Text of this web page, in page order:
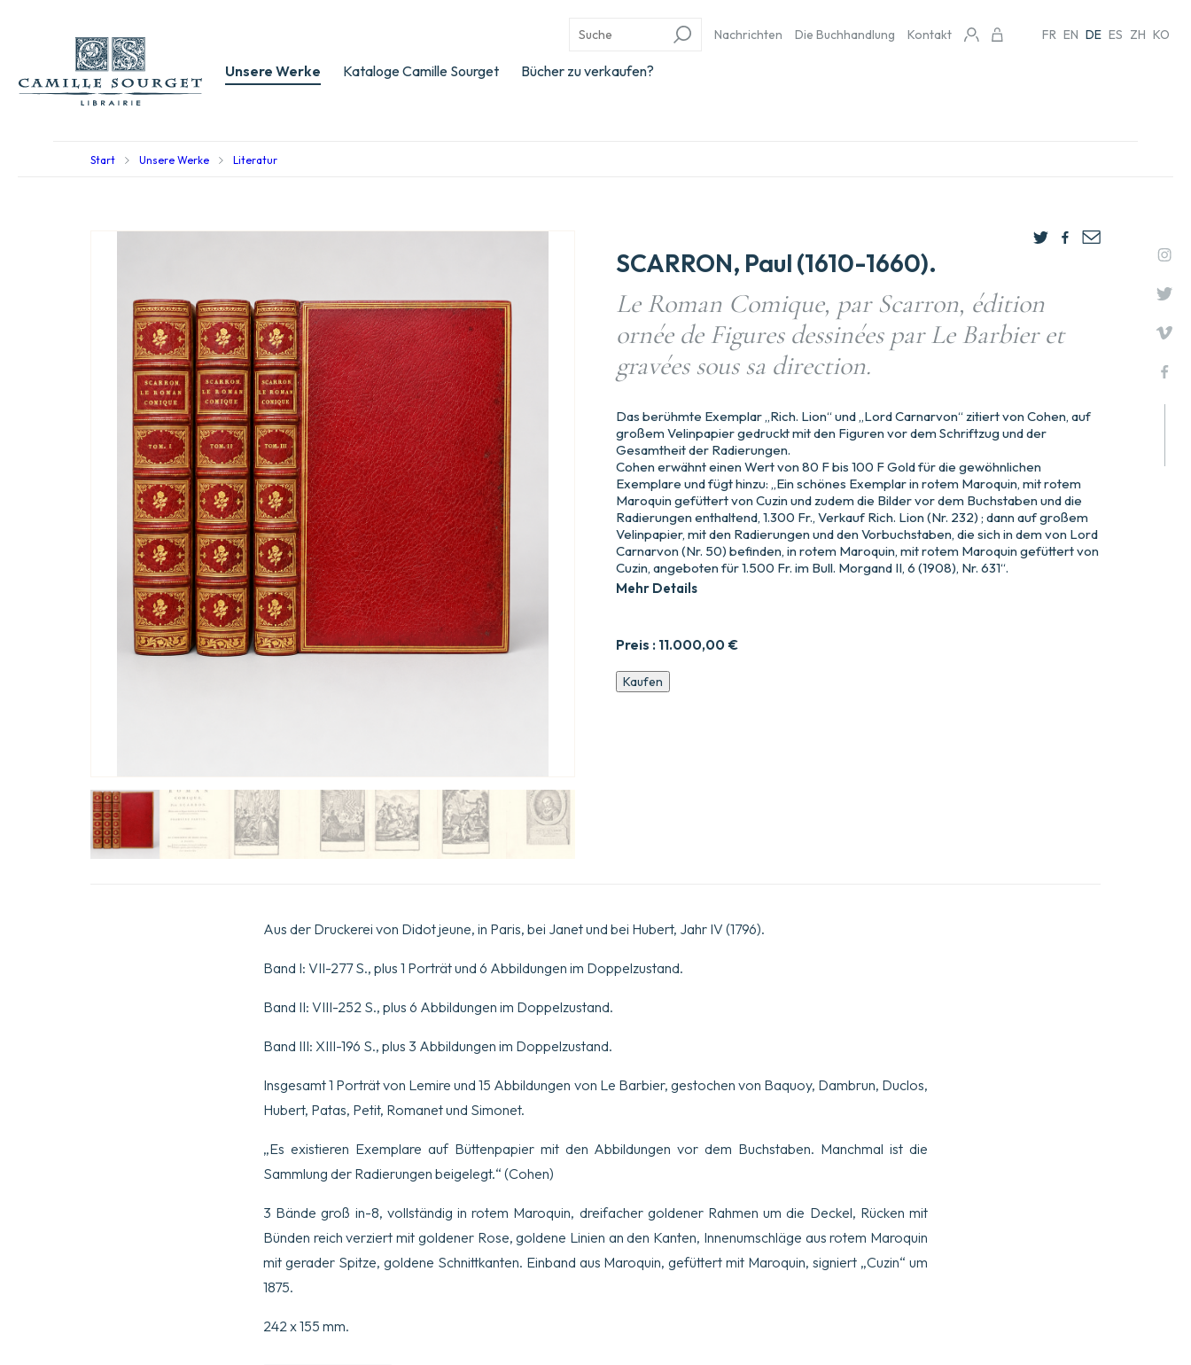
Unsere Werke Kataloge Camille Sourget Bücher zu verkaufen?
Nachrichten Die Buchhandlung Kontakt FR EN DE ES ZH KO
Start Unsere Werke Literatur
SCARRON, Paul (1610-1660).
Le Roman Comique, par Scarron, édition
ornée de Figures dessinées par Le Barbier et
gravées sous sa direction.
Preis : 11.000,00 €
Das berühmte Exemplar „Rich. Lion“ und „Lord Carnarvon“ zitiert von Cohen, auf
großem Velinpapier gedruckt mit den Figuren vor dem Schriftzug und der
Gesamtheit der Radierungen.
Cohen erwähnt einen Wert von 80 F bis 100 F Gold für die gewöhnlichen
Exemplare und fügt hinzu: „Ein schönes Exemplar in rotem Maroquin, mit rotem
Maroquin gefüttert von Cuzin und zudem die Bilder vor dem Buchstaben und die
Radierungen enthaltend, 1.300 Fr., Verkauf Rich. Lion (Nr. 232) ; dann auf großem
Velinpapier, mit den Radierungen und den Vorbuchstaben, die sich in dem von Lord
Carnarvon (Nr. 50) befinden, in rotem Maroquin, mit rotem Maroquin gefüttert von
Cuzin, angeboten für 1.500 Fr. im Bull. Morgand II, 6 (1908), Nr. 631“.
Mehr Details
Der
komische
Leitung
Menge
Kaufen
Aus der Druckerei von Didot jeune, in Paris, bei Janet und bei Hubert, Jahr IV (1796).
Band I: VII-277 S., plus 1 Porträt und 6 Abbildungen im Doppelzustand.
Band II: VIII-252 S., plus 6 Abbildungen im Doppelzustand.
Band III: XIII-196 S., plus 3 Abbildungen im Doppelzustand.
Insgesamt 1 Porträt von Lemire und 15 Abbildungen von Le Barbier, gestochen von Baquoy, Dambrun, Duclos,
Hubert, Patas, Petit, Romanet und Simonet.
„Es existieren Exemplare auf Büttenpapier mit den Abbildungen vor dem Buchstaben. Manchmal ist die
Sammlung der Radierungen beigelegt.“ (Cohen)
3 Bände groß in-8, vollständig in rotem Maroquin, dreifacher goldener Rahmen um die Deckel, Rücken mit
Bünden reich verziert mit goldener Rose, goldene Linien an den Kanten, Innenumschläge aus rotem Maroquin
mit gerader Spitze, goldene Schnittkanten. Einband aus Maroquin, gefüttert mit Maroquin, signiert „Cuzin“ um
1875.
242 x 155 mm.